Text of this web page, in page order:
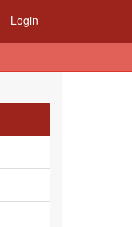
Login